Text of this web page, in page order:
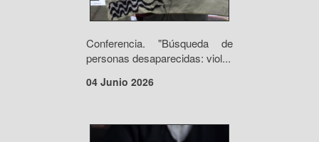
Conferencia. "Búsqueda de
personas desaparecidas: viol...
04 Junio 2026